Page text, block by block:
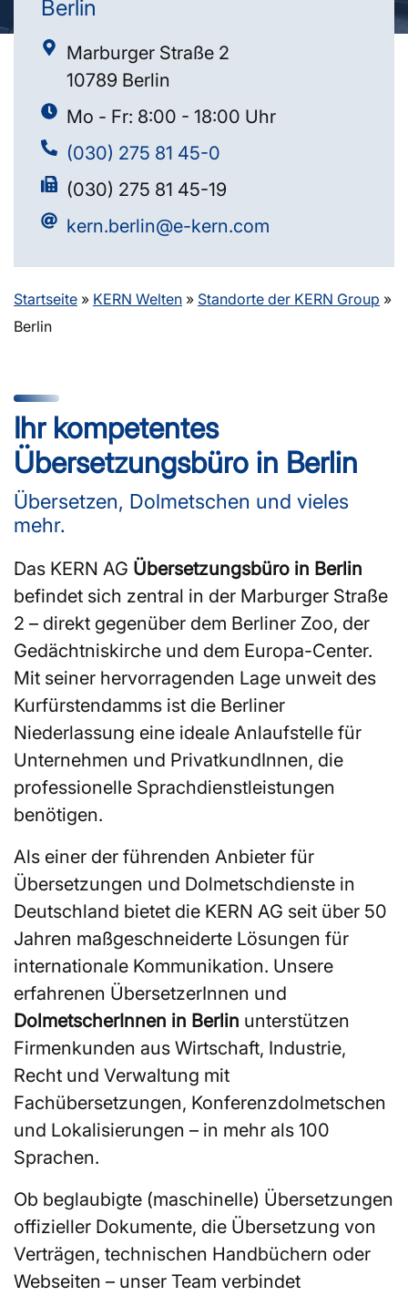
Berlin
Marburger Straße 2
10789 Berlin
Mo - Fr: 8:00 - 18:00 Uhr
(030) 275 81 45-0
(030) 275 81 45-19
kern.berlin@e-kern.com
Startseite » KERN Welten » Standorte der KERN Group »
Berlin
Ihr kompetentes
Übersetzungsbüro in Berlin
Übersetzen, Dolmetschen und vieles
mehr.
Das KERN AG Übersetzungsbüro in Berlin
befindet sich zentral in der Marburger Straße
2 – direkt gegenüber dem Berliner Zoo, der
Gedächtniskirche und dem Europa-Center.
Mit seiner hervorragenden Lage unweit des
Kurfürstendamms ist die Berliner
Niederlassung eine ideale Anlaufstelle für
Unternehmen und PrivatkundInnen, die
professionelle Sprachdienstleistungen
benötigen.
Als einer der führenden Anbieter für
Übersetzungen und Dolmetschdienste in
Deutschland bietet die KERN AG seit über 50
Jahren maßgeschneiderte Lösungen für
internationale Kommunikation. Unsere
erfahrenen ÜbersetzerInnen und
DolmetscherInnen in Berlin unterstützen
Firmenkunden aus Wirtschaft, Industrie,
Recht und Verwaltung mit
Fachübersetzungen, Konferenzdolmetschen
und Lokalisierungen – in mehr als 100
Sprachen.
Ob beglaubigte (maschinelle) Übersetzungen
offizieller Dokumente, die Übersetzung von
Verträgen, technischen Handbüchern oder
Webseiten – unser Team verbindet